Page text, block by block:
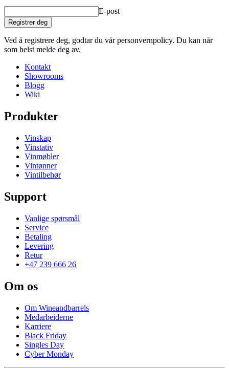
E-post
Registrer deg
Ved å registrere deg, godtar du vår personvernpolicy. Du kan når
som helst melde deg av.
Kontakt
Showrooms
Blogg
Wiki
Produkter
Vinskap
Vinstativ
Vinmøbler
Vintønner
Vintilbehør
Support
Vanlige spørsmål
Service
Betaling
Levering
Retur
+47 239 666 26
Om os
Om Wineandbarrels
Medarbeiderne
Karriere
Black Friday
Singles Day
Cyber Monday